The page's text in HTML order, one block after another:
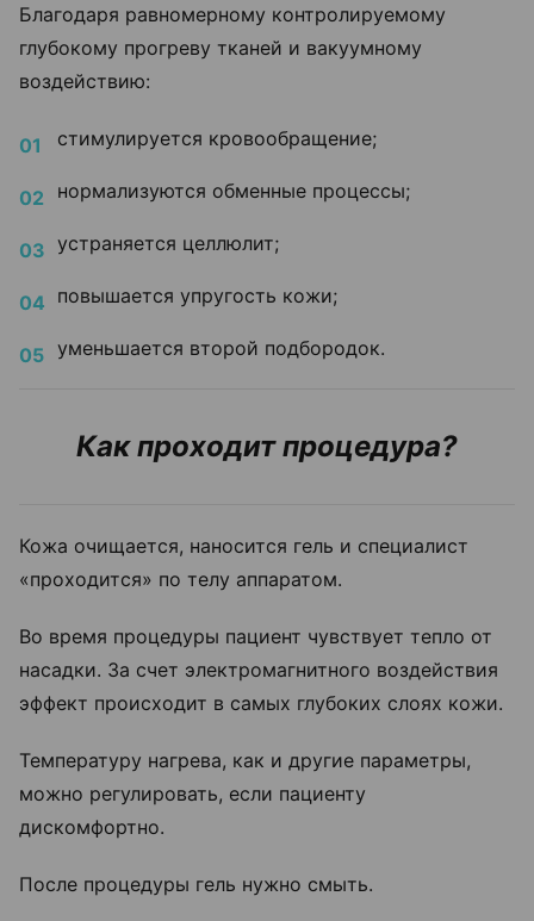
Благодаря равномерному контролируемому
глубокому прогреву тканей и вакуумному
воздействию:
стимулируется кровообращение;
нормализуются обменные процессы;
устраняется целлюлит;
повышается упругость кожи;
уменьшается второй подбородок.
Как проходит процедура?
Кожа очищается, наносится гель и специалист
«проходится» по телу аппаратом.
Во время процедуры пациент чувствует тепло от
насадки. За счет электромагнитного воздействия
эффект происходит в самых глубоких слоях кожи.
Температуру нагрева, как и другие параметры,
можно регулировать, если пациенту
дискомфортно.
После процедуры гель нужно смыть.